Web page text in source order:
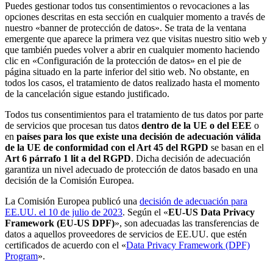
Puedes gestionar todos tus consentimientos o revocaciones a las
opciones descritas en esta sección en cualquier momento a través de
nuestro «banner de protección de datos». Se trata de la ventana
emergente que aparece la primera vez que visitas nuestro sitio web y
que también puedes volver a abrir en cualquier momento haciendo
clic en «Configuración de la protección de datos» en el pie de
página situado en la parte inferior del sitio web. No obstante, en
todos los casos, el tratamiento de datos realizado hasta el momento
de la cancelación sigue estando justificado.
Todos tus consentimientos para el tratamiento de tus datos por parte
de servicios que procesan tus datos dentro de la UE o del EEE o
en países para los que existe una decisión de adecuación válida
de la UE de conformidad con el Art 45 del RGPD se basan en el
Art 6 párrafo 1 lit a del RGPD. Dicha decisión de adecuación
garantiza un nivel adecuado de protección de datos basado en una
decisión de la Comisión Europea.
La Comisión Europea publicó una decisión de adecuación para
EE.UU. el 10 de julio de 2023. Según el «EU-US Data Privacy
Framework (EU-US DPF)», son adecuadas las transferencias de
datos a aquellos proveedores de servicios de EE.UU. que estén
certificados de acuerdo con el «Data Privacy Framework (DPF)
Program».